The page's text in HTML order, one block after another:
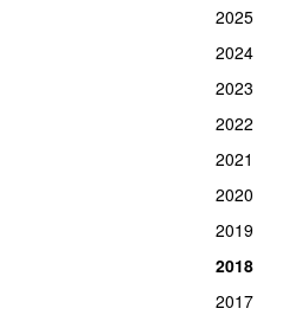
2025
2024
2023
2022
2021
2020
2019
2018
2017